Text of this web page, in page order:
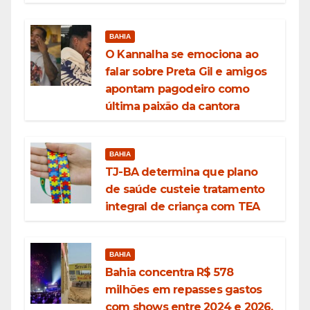
BAHIA
O Kannalha se emociona ao
falar sobre Preta Gil e amigos
apontam pagodeiro como
última paixão da cantora
BAHIA
TJ-BA determina que plano
de saúde custeie tratamento
integral de criança com TEA
BAHIA
Bahia concentra R$ 578
milhões em repasses gastos
com shows entre 2024 e 2026,